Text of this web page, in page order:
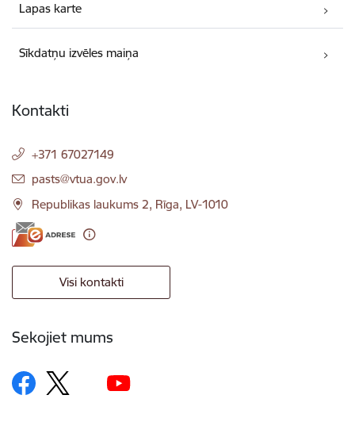
Lapas karte
Sīkdatņu izvēles maiņa
Kontakti
+371 67027149
E-pasts:
pasts@vtua.gov.lv
Republikas laukums 2, Rīga, LV-1010
Visi kontakti
Sekojiet mums